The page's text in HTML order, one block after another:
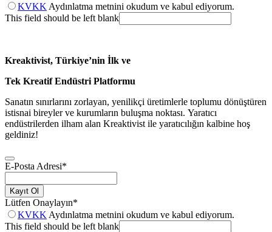
KVKK Aydınlatma metnini okudum ve kabul ediyorum.
This field should be left blank
Kreaktivist, Türkiye’nin İlk ve
Tek Kreatif Endüstri Platformu
Sanatın sınırlarını zorlayan, yenilikçi üretimlerle toplumu dönüştüren
istisnai bireyler ve kurumların buluşma noktası. Yaratıcı
endüstrilerden ilham alan Kreaktivist ile yaratıcılığın kalbine hoş
geldiniz!
E-Posta Adresi*
Kayıt Ol
Lütfen Onaylayın*
KVKK Aydınlatma metnini okudum ve kabul ediyorum.
This field should be left blank